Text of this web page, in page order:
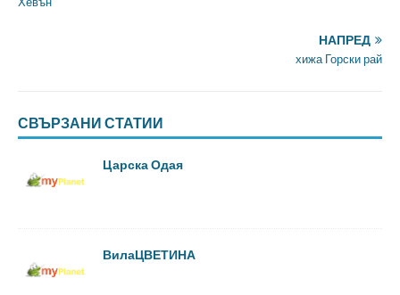
НАПРЕД
хижа Горски рай
СВЪРЗАНИ СТАТИИ
Царска Одая
ВилаЦВЕТИНА